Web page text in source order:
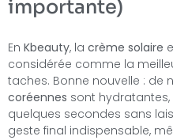
importante)
En Kbeauty, la crème solaire
considérée comme la
taches. Bonne nouvelle : de
coréennes sont hydratantes,
quelques secondes sans
geste final indispensable,